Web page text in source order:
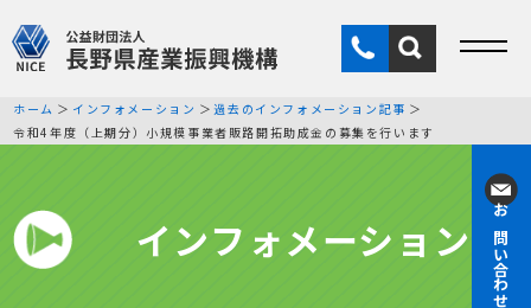
お問い合わせ
ホーム インフォメーション
過去のインフォメーション記事
令和4年度（上期分）小規模事業者販路開拓助成金の募集を行います
インフォメーション